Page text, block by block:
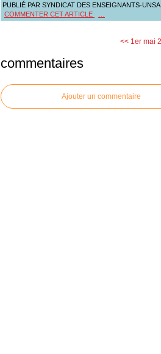
PUBLIÉ PAR SYNDICAT DES ENSEIGNANTS-UNSA
COMMENTER CET ARTICLE
<< 1er mai
commentaires
Ajouter un commentaire